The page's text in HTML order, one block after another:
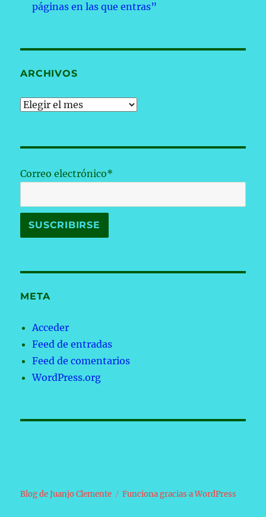
páginas en las que entras”
ARCHIVOS
Archivos
Correo electrónico*
META
Acceder
Feed de entradas
Feed de comentarios
WordPress.org
Blog de Juanjo Clemente Funciona gracias a WordPress